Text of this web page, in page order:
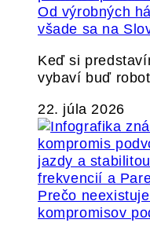
Od výrobných
všade sa na
Keď si
vybaví buď
22. júla 2026
Prečo
kompromisov